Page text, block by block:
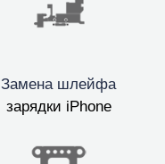
Замена шлейфа
зарядки iPhone